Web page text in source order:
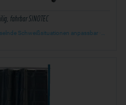
fahrbar SINOTEC
Schweißsituationen anpassbar ·…